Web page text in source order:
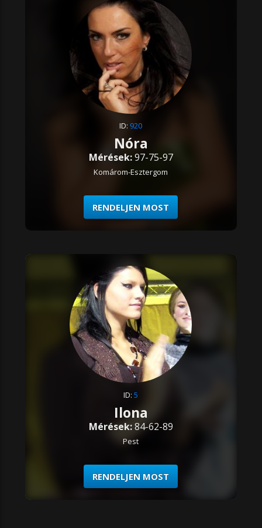
ID:920
Nóra
Mérések:97-75-97
Komárom-Esztergom
RENDELJEN MOST
ID:5
Ilona
Mérések:84-62-89
Pest
RENDELJEN MOST